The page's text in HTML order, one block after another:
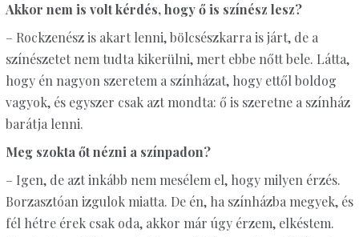
Akkor nem is volt kérdés, hogy ő is színész lesz?
– Rockzenész is akart lenni, bölcsészkarra is járt, de a
színészetet nem tudta kikerülni, mert ebbe nőtt bele. Látta,
hogy én nagyon szeretem a színházat, hogy ettől boldog
vagyok, és egyszer csak azt mondta: ő is szeretne a színház
barátja lenni.
Meg szokta őt nézni a színpadon?
– Igen, de azt inkább nem mesélem el, hogy milyen érzés.
Borzasztóan izgulok miatta. De én, ha színházba megyek, és
fél hétre érek csak oda, akkor már úgy érzem, elkéstem.